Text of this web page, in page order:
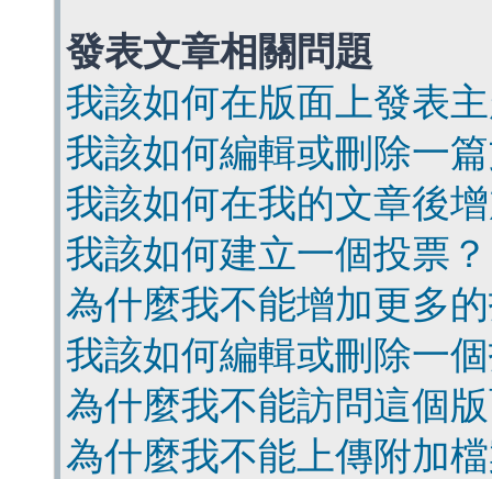
發表文章相關問題
我該如何在版面上發表
我該如何編輯或刪除一
我該如何在我的文章後
我該如何建立一個投票？
為什麼我不能增加更多
我該如何編輯或刪除一
為什麼我不能訪問這個
為什麼我不能上傳附加